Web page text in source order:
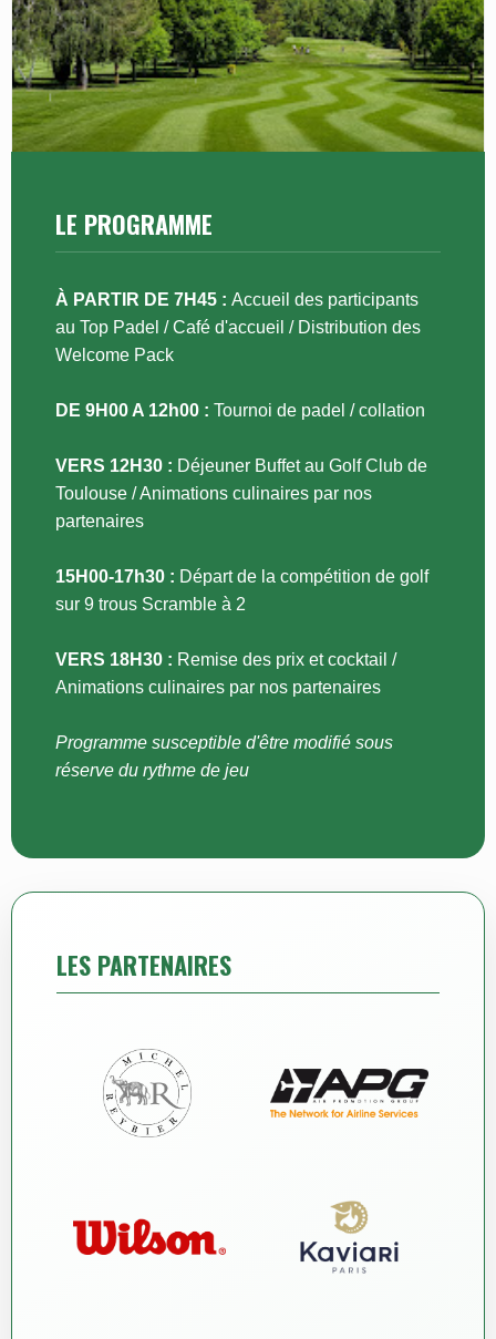
Vous disposez du droit de retirer votre consentement
à tout moment. Vous disposez des droits d’accès, de
rectification, d’effacement et de portabilité de vos
données, des droits d’opposition et de limitation du
traitement, ainsi que du droit de définir des directives
relatives au sort de vos données post-mortem. Ces
droits peuvent être exercés par e-mail via l'adresse
suivante : contact@swing.fr, ou par courrier adressé à
Swing, 100 rue du Dôme, 92100 Boulogne-Billancourt
sont : Swing, 100 rue du Dôme, 92100 Boulogne-
LE PROGRAMME
À PARTIR DE 7H45 : Accueil des participants
au Top Padel / Café d'accueil / Distribution des
Welcome Pack
DE 9H00 A 12h00 : Tournoi de padel / collation
VERS 12H30 : Déjeuner Buffet au Golf Club de
Toulouse / Animations culinaires par nos
partenaires
15H00-17h30 : Départ de la compétition de golf
sur 9 trous Scramble à 2
VERS 18H30 : Remise des prix et cocktail /
Animations culinaires par nos partenaires
Programme susceptible d'être modifié sous
réserve du rythme de jeu
LES PARTENAIRES